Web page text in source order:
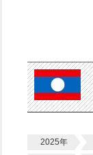
2025年